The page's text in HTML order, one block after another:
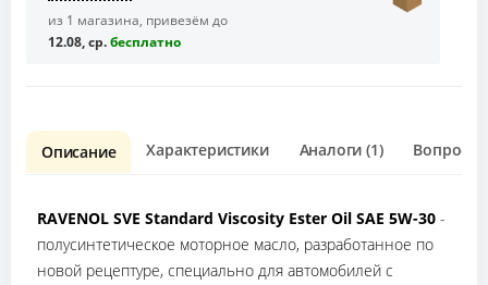
из 1 магазина, привезём до
12.08, ср.бесплaтно
Описание Характеристики Аналоги (1) Вопрос о
RAVENOL SVE Standard Viscosity Ester Oil SAE 5W-30 -
полусинтетическое моторное масло, разработанное по
новой рецептуре, специально для автомобилей с